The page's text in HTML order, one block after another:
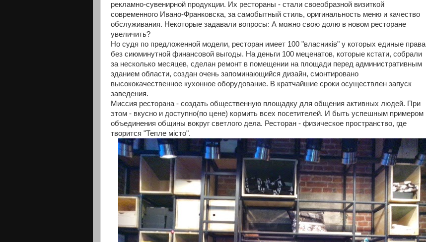
рекламно-сувенирной продукции. Их рестораны - стали своеобразной визиткой
современного Ивано-Франковска, за самобытный стиль, оригинальность меню и качество
обслуживания. Некоторые задавали вопросы: А можно свою долю в новом ресторане
увеличить?
Но судя по предложенной модели, ресторан имеет 100 "власників" у которых единые права
без сиюминутной финансовой выгоды. На деньги 100 меценатов, которые кстати, собрали
за несколько месяцев, сделан ремонт в помещении на площади перед административным
зданием области, создан очень запоминающийся дизайн, смонтировано
высококачественное кухонное оборудование. В кратчайшие сроки осуществлен запуск
заведения.
Миссия ресторана - создать общественную площадку для общения активных людей. При
этом - вкусно и доступно(по цене) кормить всех посетителей. И быть успешным примером
объединения общины вокруг светлого дела. Ресторан - физическое пространство, где
творится "Тепле місто".